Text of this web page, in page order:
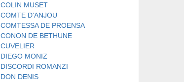
COLIN MUSET
COMTE D'ANJOU
COMTESSA DE PROENSA
CONON DE BETHUNE
CUVELIER
DIEGO MONIZ
DISCORDI ROMANZI
DON DENIS